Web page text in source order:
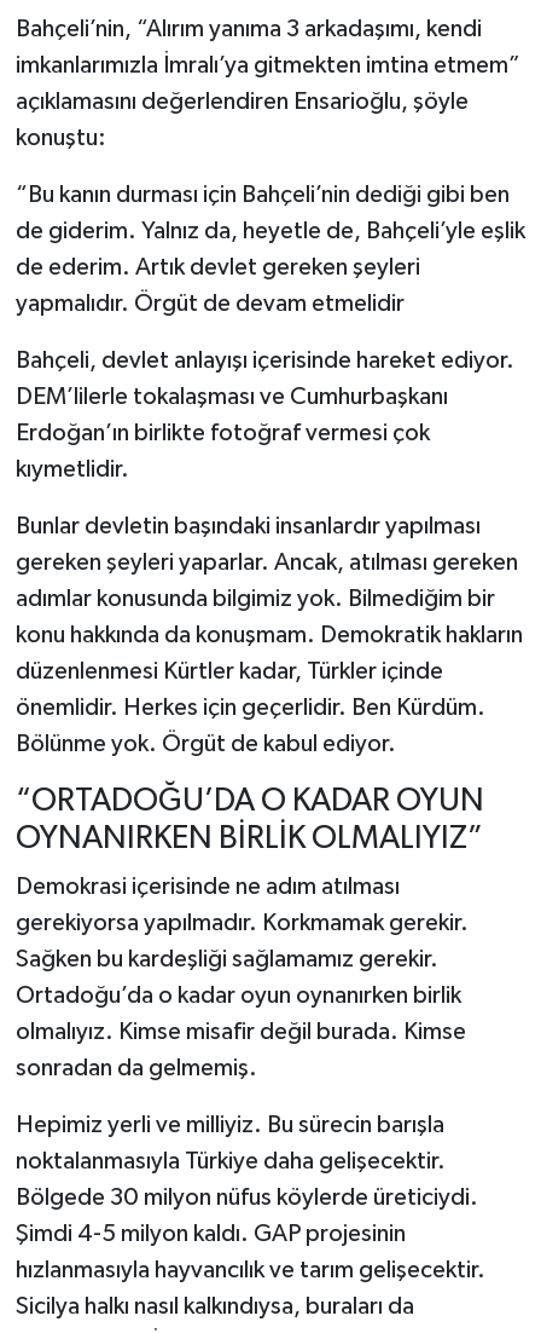
Bahçeli’nin, “Alırım yanıma 3 arkadaşımı, kendi
imkanlarımızla İmralı’ya gitmekten imtina etmem”
açıklamasını değerlendiren Ensarioğlu, şöyle
konuştu:
“Bu kanın durması için Bahçeli’nin dediği gibi ben
de giderim. Yalnız da, heyetle de, Bahçeli’yle eşlik
de ederim. Artık devlet gereken şeyleri
yapmalıdır. Örgüt de devam etmelidir
Bahçeli, devlet anlayışı içerisinde hareket ediyor.
DEM’lilerle tokalaşması ve Cumhurbaşkanı
Erdoğan’ın birlikte fotoğraf vermesi çok
kıymetlidir.
Bunlar devletin başındaki insanlardır yapılması
gereken şeyleri yaparlar. Ancak, atılması gereken
adımlar konusunda bilgimiz yok. Bilmediğim bir
konu hakkında da konuşmam. Demokratik hakların
düzenlenmesi Kürtler kadar, Türkler içinde
önemlidir. Herkes için geçerlidir. Ben Kürdüm.
Bölünme yok. Örgüt de kabul ediyor.
“ORTADOĞU’DA O KADAR OYUN
OYNANIRKEN BİRLİK OLMALIYIZ”
Demokrasi içerisinde ne adım atılması
gerekiyorsa yapılmadır. Korkmamak gerekir.
Sağken bu kardeşliği sağlamamız gerekir.
Ortadoğu’da o kadar oyun oynanırken birlik
olmalıyız. Kimse misafir değil burada. Kimse
sonradan da gelmemiş.
Hepimiz yerli ve milliyiz. Bu sürecin barışla
noktalanmasıyla Türkiye daha gelişecektir.
Bölgede 30 milyon nüfus köylerde üreticiydi.
Şimdi 4-5 milyon kaldı. GAP projesinin
hızlanmasıyla hayvancılık ve tarım gelişecektir.
Sicilya halkı nasıl kalkındıysa, buraları da